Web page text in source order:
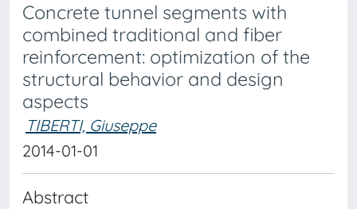
Concrete tunnel segments with
combined traditional and fiber
reinforcement: optimization of the
structural behavior and design
aspects
TIBERTI, Giuseppe
2014-01-01
Abstract